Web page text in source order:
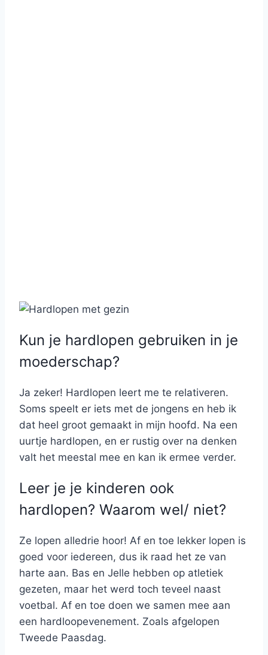
Kun je hardlopen gebruiken in je
moederschap?
Ja zeker! Hardlopen leert me te relativeren.
Soms speelt er iets met de jongens en heb ik
dat heel groot gemaakt in mijn hoofd. Na een
uurtje hardlopen, en er rustig over na denken
valt het meestal mee en kan ik ermee verder.
Leer je je kinderen ook
hardlopen? Waarom wel/ niet?
Ze lopen alledrie hoor! Af en toe lekker lopen is
goed voor iedereen, dus ik raad het ze van
harte aan. Bas en Jelle hebben op atletiek
gezeten, maar het werd toch teveel naast
voetbal. Af en toe doen we samen mee aan
een hardloopevenement. Zoals afgelopen
Tweede Paasdag.